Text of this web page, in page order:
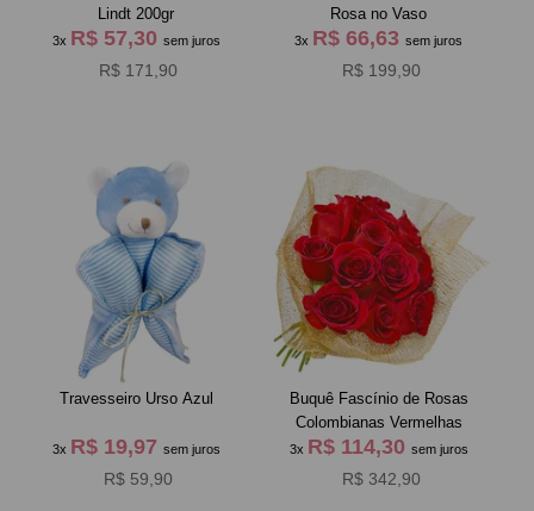
Lindt 200gr
3x R$ 57,30 sem juros
R$ 171,90
Rosa no Vaso
3x R$ 66,63sem juros
R$ 199,90
Travesseiro Urso Azul
3x R$ 19,97 sem juros
R$ 59,90
Buquê Fascínio de Rosas
Colombianas Vermelhas
3x R$ 114,30 sem juros
R$ 342,90